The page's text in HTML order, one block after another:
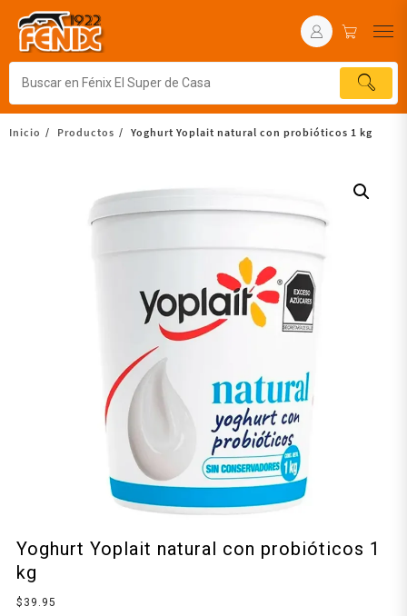
Inicio Productos Yoghurt Yoplait natural con probióticos 1 kg
Yoghurt Yoplait natural con probióticos 1
kg
$ 39.95